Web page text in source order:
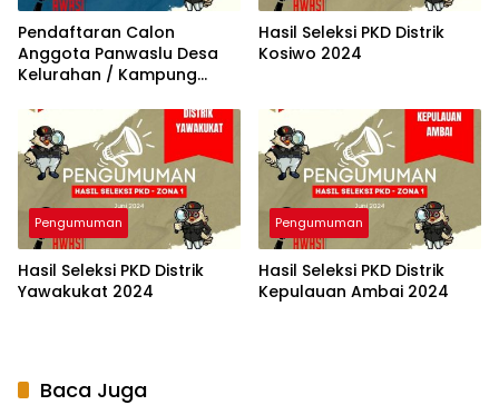
Pendaftaran Calon
Anggota Panwaslu Desa
Kelurahan / Kampung
Hasil Seleksi PKD Distrik
Kosiwo 2024
Pengumuman
Hasil Seleksi PKD Distrik
Yawakukat 2024
Pengumuman
Hasil Seleksi PKD Distrik
Kepulauan Ambai 2024
Baca Juga